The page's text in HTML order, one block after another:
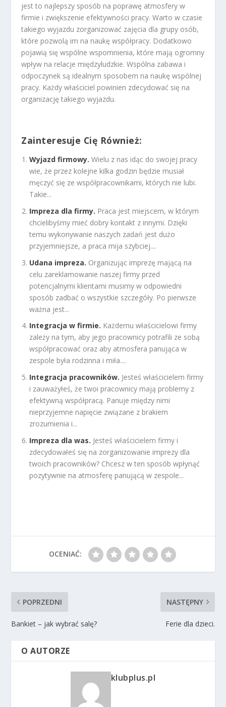
jest to najlepszy sposób na poprawę atmosfery w
firmie i zwiększenie efektywności pracy. Warto w czasie
takiego wyjazdu zorganizować zajęcia dla grupy osób,
które pozwolą im na naukę współpracy. Dodatkowo
pojawią się wspólne wspomnienia, które mają ogromny
wpływ na relacje międzyludzkie. Wspólna zabawa i
odpoczynek są idealnym sposobem na naukę wspólnej
pracy. Każdy właściciel powinien zdecydować się na
organizację takiego wyjazdu.
Zainteresuje Cię Również:
Wyjazd firmowy. Wielu z nas idąc do swojej pracy
wie, że przez kolejne kilka godzin będzie musiał
męczyć się ze współpracownikami, których nie lubi.
Takie...
Impreza dla firmy. Praca jest miejscem, w którym
chcielibyśmy mieć dobry kontakt z innymi. Dzięki
temu wykonywanie naszych zadań jest dużo
przyjemniejsze, a praca mija szybciej....
Udana impreza. Organizując imprezę mającą na
celu zareklamowanie naszej firmy przed
potencjalnymi klientami musimy w odpowiedni
sposób zadbać o wszystkie szczegóły. Po pierwsze
ważna jest...
Integracja w firmie. Każdemu właścicielowi firmy
zależy na tym, aby jego pracownicy potrafili ze sobą
współpracować oraz aby atmosfera panująca w
zespole była rodzinna i miła....
Integracja pracowników. Jesteś właścicielem firmy
i zauważyłeś, że twoi pracownicy mają problemy z
efektywną współpracą. Panuje między nimi
nieprzyjemne napięcie związane z brakiem
zrozumienia i...
Impreza dla was. Jesteś właścicielem firmy i
zdecydowałeś się na zorganizowanie imprezy dla
twoich pracowników? Chcesz w ten sposób wpłynąć
pozytywnie na atmosferę panującą w zespole...
OCENIAĆ:
POPRZEDNI
Bankiet – jak wybrać salę?
NASTĘPNY
Ferie dla dzieci.
O AUTORZE
klubplus.pl